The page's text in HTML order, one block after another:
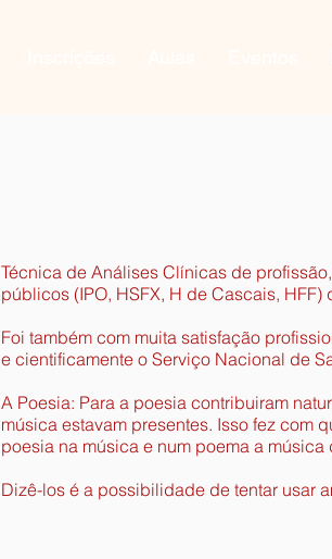
Técnica de Análises Clínicas de
públicos (IPO, HSFX, H de Cascais,
Foi também com muita satisfação
e cientificamente o Serviço Nacional de
A Poesia: Para a poesia contribuiram
música estavam presentes. Isso fez com
poesia na música e num poema a música
Dizê-los é a possibilidade de tentar usar